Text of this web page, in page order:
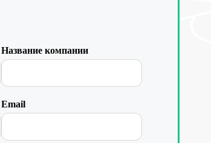
Название компании
Email